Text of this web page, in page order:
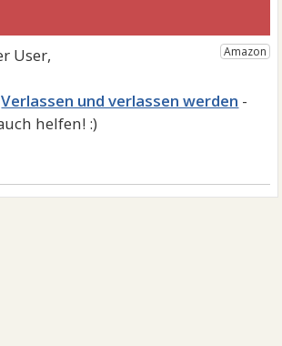
Verlassen und verlassen werden